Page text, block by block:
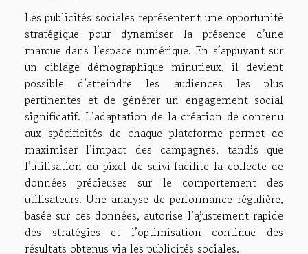
Les publicités sociales représentent une opportunité
stratégique pour dynamiser la présence d’une
marque dans l’espace numérique. En s’appuyant sur
un ciblage démographique minutieux, il devient
possible d’atteindre les audiences les plus
pertinentes et de générer un engagement social
significatif. L’adaptation de la création de contenu
aux spécificités de chaque plateforme permet de
maximiser l’impact des campagnes, tandis que
l’utilisation du pixel de suivi facilite la collecte de
données précieuses sur le comportement des
utilisateurs. Une analyse de performance régulière,
basée sur ces données, autorise l’ajustement rapide
des stratégies et l’optimisation continue des
résultats obtenus via les publicités sociales.